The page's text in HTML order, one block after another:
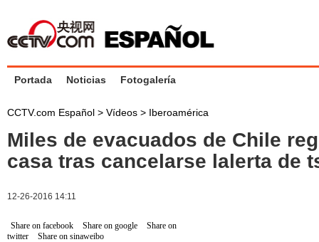
Portada Noticias Fotogalería
CCTV.com Español > Vídeos > Iberoamérica
Miles de evacuados de Chile
casa tras cancelarse lalerta de
12-26-2016 14:11
Share on facebook Share on google
Share on
twitter
Share on sinaweibo